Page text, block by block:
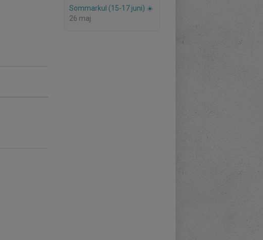
Sommarkul (15-17 juni) ☀️
26 maj